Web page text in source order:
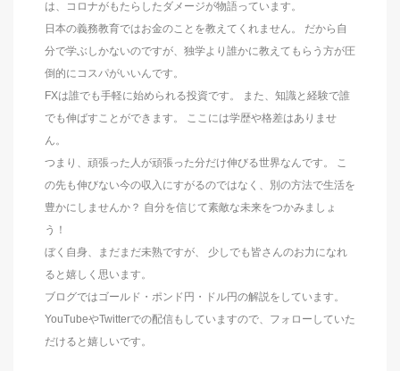
は、コロナがもたらしたダメージが物語っています。
日本の義務教育ではお金のことを教えてくれません。 だから自
分で学ぶしかないのですが、独学より誰かに教えてもらう方が圧
倒的にコスパがいいんです。
FXは誰でも手軽に始められる投資です。 また、知識と経験で誰
でも伸ばすことができます。 ここには学歴や格差はありませ
ん。
つまり、頑張った人が頑張った分だけ伸びる世界なんです。 こ
の先も伸びない今の収入にすがるのではなく、別の方法で生活を
豊かにしませんか？ 自分を信じて素敵な未来をつかみましょ
う！
ぼく自身、まだまだ未熟ですが、 少しでも皆さんのお力になれ
ると嬉しく思います。
ブログではゴールド・ポンド円・ドル円の解説をしています。
YouTubeやTwitterでの配信もしていますので、フォローしていた
だけると嬉しいです。